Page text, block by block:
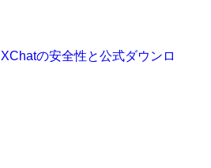
の安全性と公式ダウンロ